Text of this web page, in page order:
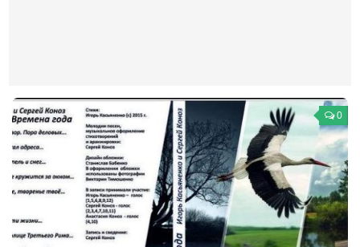
Деньги
Традиции
Экология
Здоровый образ жизни
0